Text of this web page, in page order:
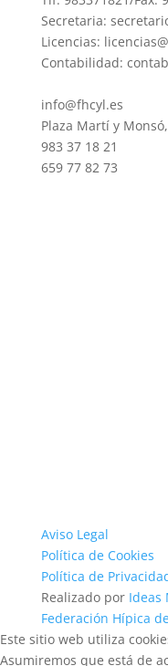
Secretaria:
Licencias:
Contabilidad:
info@fhcyl.es
Plaza Martí y
983 37 18 21
659 77 82 73
Aviso Legal
Política de Cookies
Política de
Realizado por Ideas
Federación Hípica
Este sitio web utiliza
Asumiremos que está de